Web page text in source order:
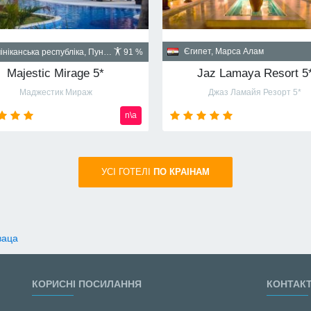
90 %
Шарм-эль-Шейх
Montazah Ras Nasrani Bay
usd
Куба, Гавана
Santa Isabel 5*
УСI ГОТЕЛІ ПО КРАIНАМ
КОРИСНІ ПОСИЛАННЯ